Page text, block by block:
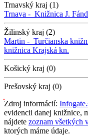
Trnavský kraj (1)
Trnava - Knižnica J.
Žilinský kraj (2)
Martin - Turčianska
knižnica Krajská kn.
Košický kraj (0)
Prešovský kraj (0)
Zdroj informácií:
evidencii danej knižnice,
nájdete zoznam všetkých
ktorých máme údaje.